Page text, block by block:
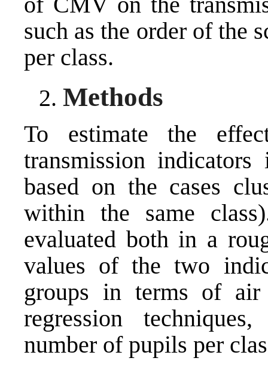
such as the order of the
per class.
Methods
To estimate the
transmission
based on the cases
within the same
evaluated both in a
values ​​of the two
groups in terms of air
regression
number of pupils per